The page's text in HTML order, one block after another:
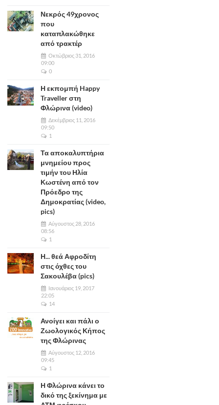
Νεκρός 49χρονος
που
καταπλακώθηκε
από τρακτέρ
Οκτώβριος 31, 2016
09:00
0
Η εκπομπή Happy
Traveller στη
Φλώρινα (video)
Δεκέμβριος 11, 2016
09:50
1
Τα αποκαλυπτήρια
μνημείου προς
τιμήν του Ηλία
Κωστένη από τον
Πρόεδρο της
Δημοκρατίας (video,
pics)
Αύγουστος 28, 2016
08:56
1
Η... θεά Αφροδίτη
στις όχθες του
Σακουλέβα (pics)
Ιανουάριος 19, 2017
22:05
14
Ανοίγει και πάλι ο
Ζωολογικός Κήπος
της Φλώρινας
Αύγουστος 12, 2016
09:45
1
Η Φλώρινα κάνει το
δικό της ξεκίνημα με